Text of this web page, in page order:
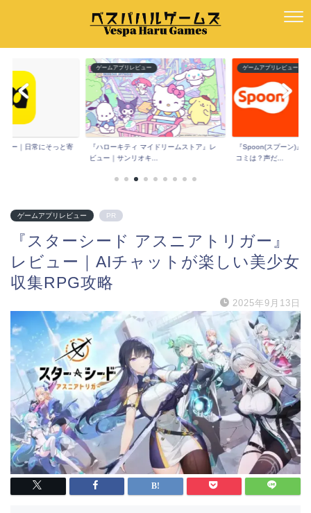
ュー｜日常にそっと寄
ゲームアプリレビュー
『ハローキティ マイドリームストア』レ
ビュー｜サンリオキ...
ゲームアプリレビュー
『Spoon(スプーン)』
コミは？声だ...
ゲームアプリレビュー PR
『スターシード アスニアトリガー』
レビュー｜AIチャットが楽しい美少女
収集RPG攻略
2025年9月13日